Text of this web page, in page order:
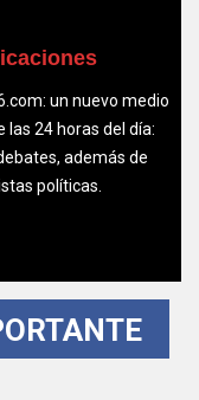
un nuevo medio
24 horas del día:
además de
políticas.